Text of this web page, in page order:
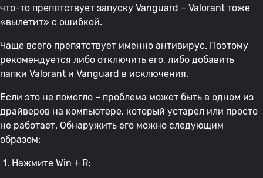
что-то препятствует запуску Vanguard – Valorant тоже
«вылетит» с ошибкой.
Чаще всего препятствует именно антивирус. Поэтому
рекомендуется либо отключить его, либо добавить
папки Valorant и Vanguard в исключения.
Если это не помогло – проблема может быть в одном из
драйверов на компьютере, который устарел или просто
не работает. Обнаружить его можно следующим
образом:
Нажмите Win + R;